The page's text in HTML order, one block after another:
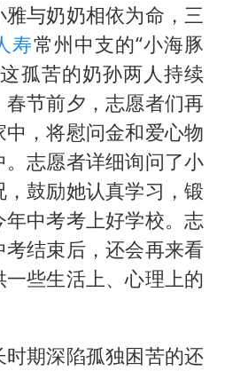
与奶奶相依为命，三
寿常州中支的“小海豚
孤苦的奶孙两人持续
节前夕，志愿者们再
，将慰问金和爱心物
志愿者详细询问了小
鼓励她认真学习，锻
中考考上好学校。志
结束后，还会再来看
些生活上、心理上的
期深陷孤独困苦的还